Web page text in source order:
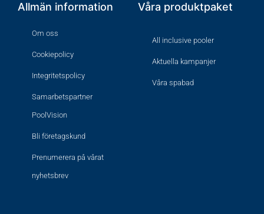
Allmän information
Om oss
Cookiepolicy
Integritetspolicy
Samarbetspartner
PoolVision
Bli företagskund
Prenumerera på vårat
nyhetsbrev
Våra produktpaket
All inclusive pooler
Aktuella kampanjer
Våra spabad